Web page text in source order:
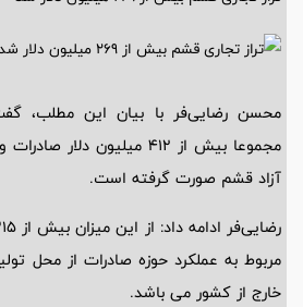
محسن رضایی‌فر با بیان این مطلب،
مجموعا بیش از 412 میلیون
آزاد قشم صورت گرفته است.
مربوط به عملکرد حوزه صادرات از محل
خارج از کشور می باشد.